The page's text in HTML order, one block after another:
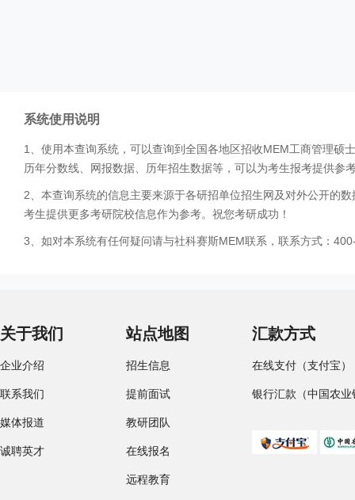
系统使用说明
1、使用本查询系统，可以查询到全国各地区招收MEM工商管理硕
历年分数线、网报数据、历年招生数据等，可以为考生报考提供参
2、本查询系统的信息主要来源于各研招单位招生网及对外公开的
考生提供更多考研院校信息作为参考。祝您考研成功！
3、如对本系统有任何疑问请与社科赛斯MEM联系，联系方式：
关于我们
企业介绍
联系我们
媒体报道
诚聘英才
站点地图
招生信息
提前面试
教研团队
在线报名
远程教育
汇款方式
在线支付（支付宝）
银行汇款（中国农业